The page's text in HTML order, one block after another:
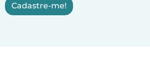
Cadastre-me!